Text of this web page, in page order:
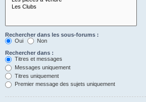
Rechercher dans les sous-forums :
Oui
Non
Rechercher dans :
Titres et messages
Messages uniquement
Titres uniquement
Premier message des sujets uniquement